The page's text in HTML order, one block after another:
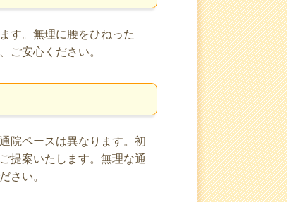
す。無理に腰をひねった
ご安心ください。
院ペースは異なります。初
提案いたします。無理な通
さい。